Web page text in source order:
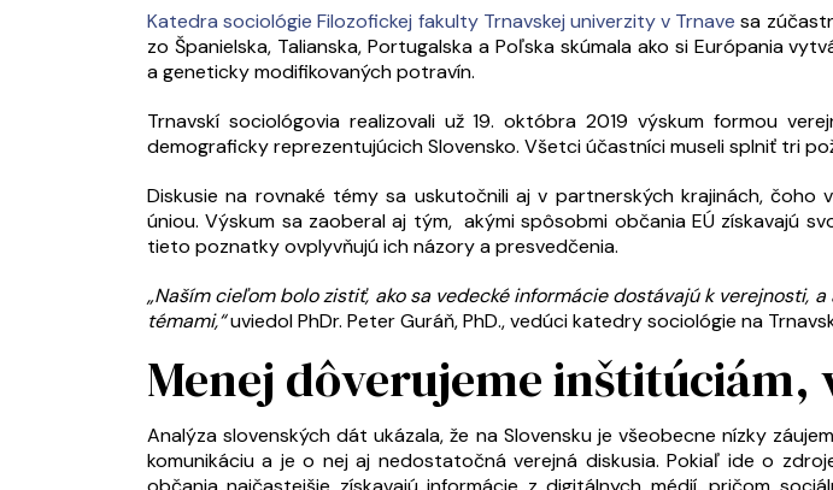
Katedra sociológie Filozofickej fakulty Trnavskej univerzity v Trnave sa
zo Španielska, Talianska, Portugalska a Poľska skúmala ako si Európania
a geneticky modifikovaných potravín.
Trnavskí sociológovia realizovali už 19. októbra 2019 výskum formou
demograficky reprezentujúcich Slovensko. Všetci účastníci museli splniť tri
Diskusie na rovnaké témy sa uskutočnili aj v partnerských krajinách,
úniou. Výskum sa zaoberal aj tým, akými spôsobmi občania EÚ získavajú
tieto poznatky ovplyvňujú ich názory a presvedčenia.
„Naším cieľom bolo zistiť, ako sa vedecké informácie dostávajú k verejnosti,
témami,“uviedol PhDr. Peter Guráň, PhD., vedúci katedry sociológie na
Menej dôverujeme
Analýza slovenských dát ukázala, že na Slovensku je všeobecne nízky
komunikáciu a je o nej aj nedostatočná verejná diskusia. Pokiaľ ide o